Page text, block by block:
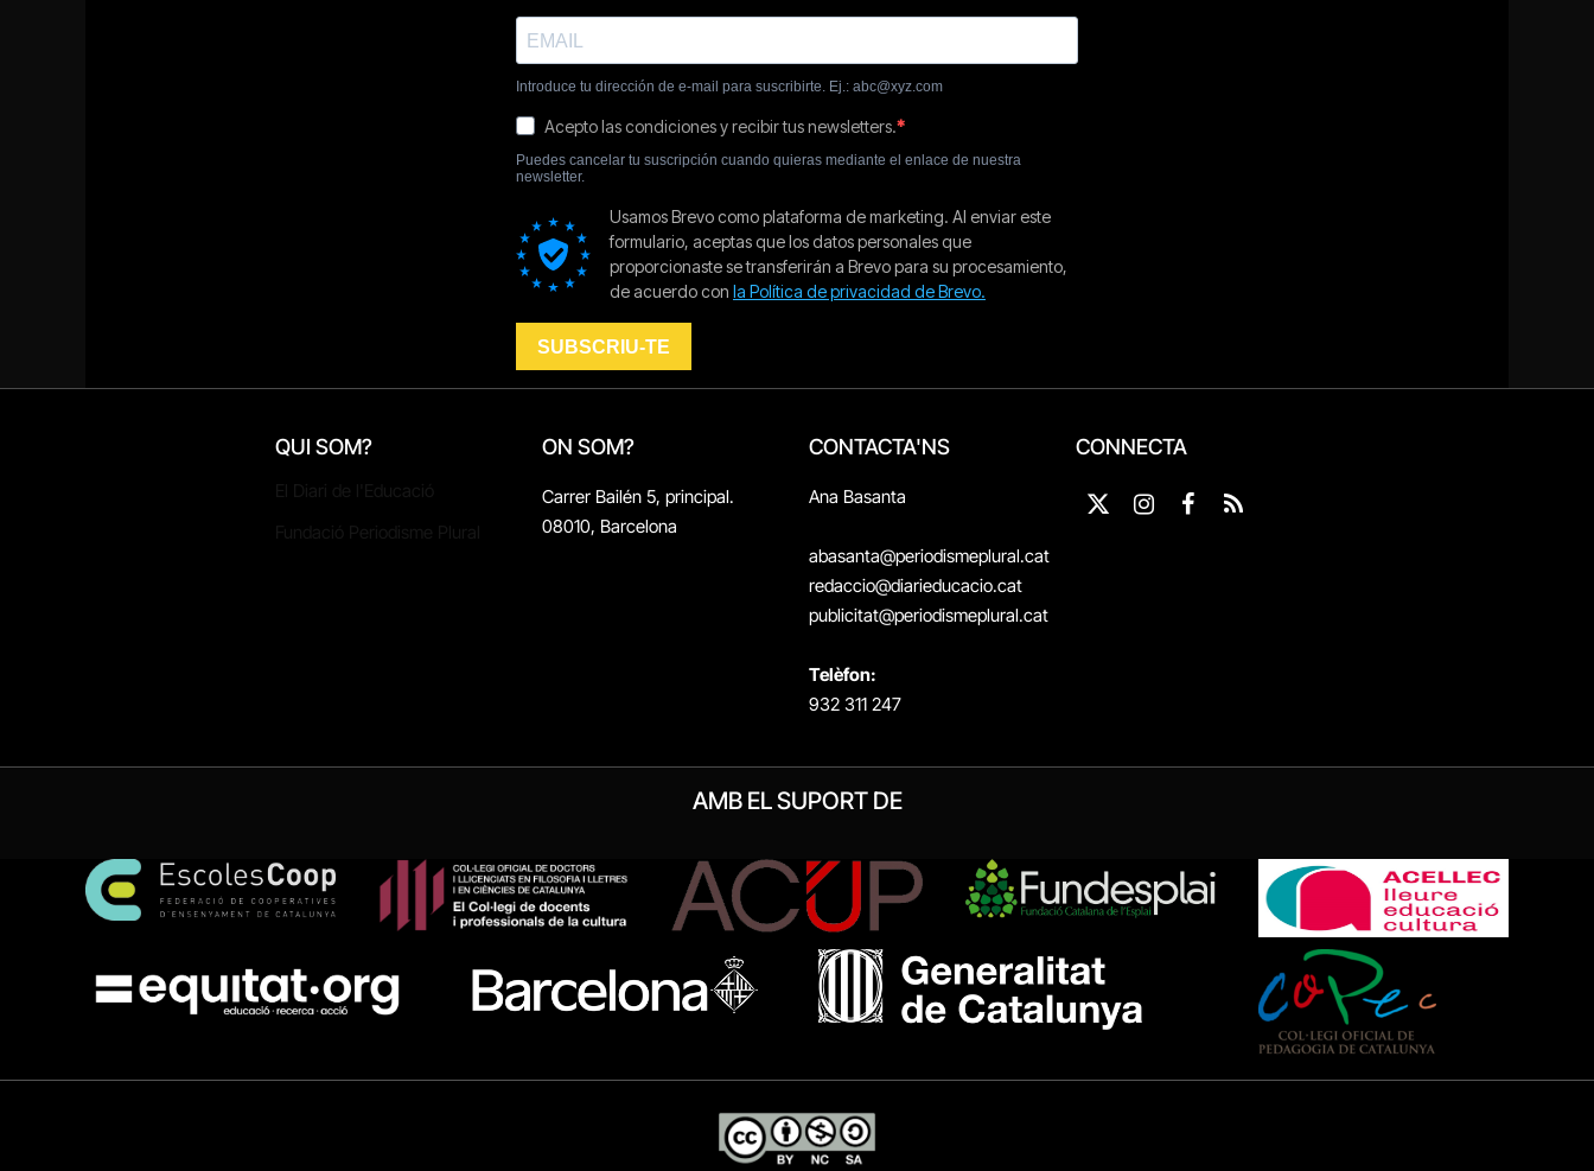
QUI SOM? ON SOM?
Carrer Bailén 5, principal.
08010, Barcelona
CONTACTA'NS
Ana Basanta
abasanta@periodismeplural.cat
redaccio@diarieducacio.cat
publicitat@periodismeplural.cat
Telèfon:
932 311 247
CONNECTA
X
InstagramFacebook
RSS
AMB EL SUPORT DE